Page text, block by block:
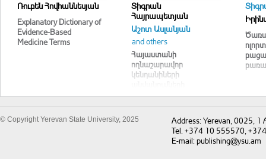
Ռուբեն Հովհաննեսյան
Explanatory Dictionary of
Evidence-Based
Medicine Terms
Տիգրան
Հայրապետյան
Աշոտ Ասլանյան
and others
Հայաստանի
ողնաշարավոր
կենդանիների
լատիներեն – հայերեն –
ռուսերեն – անգլերեն
բառարան
© Copyright Yerevan State University, 2025
Address: Yerevan, 0025, 1
Tel. +374 10 555570,
E-mail: publishing@ysu.am